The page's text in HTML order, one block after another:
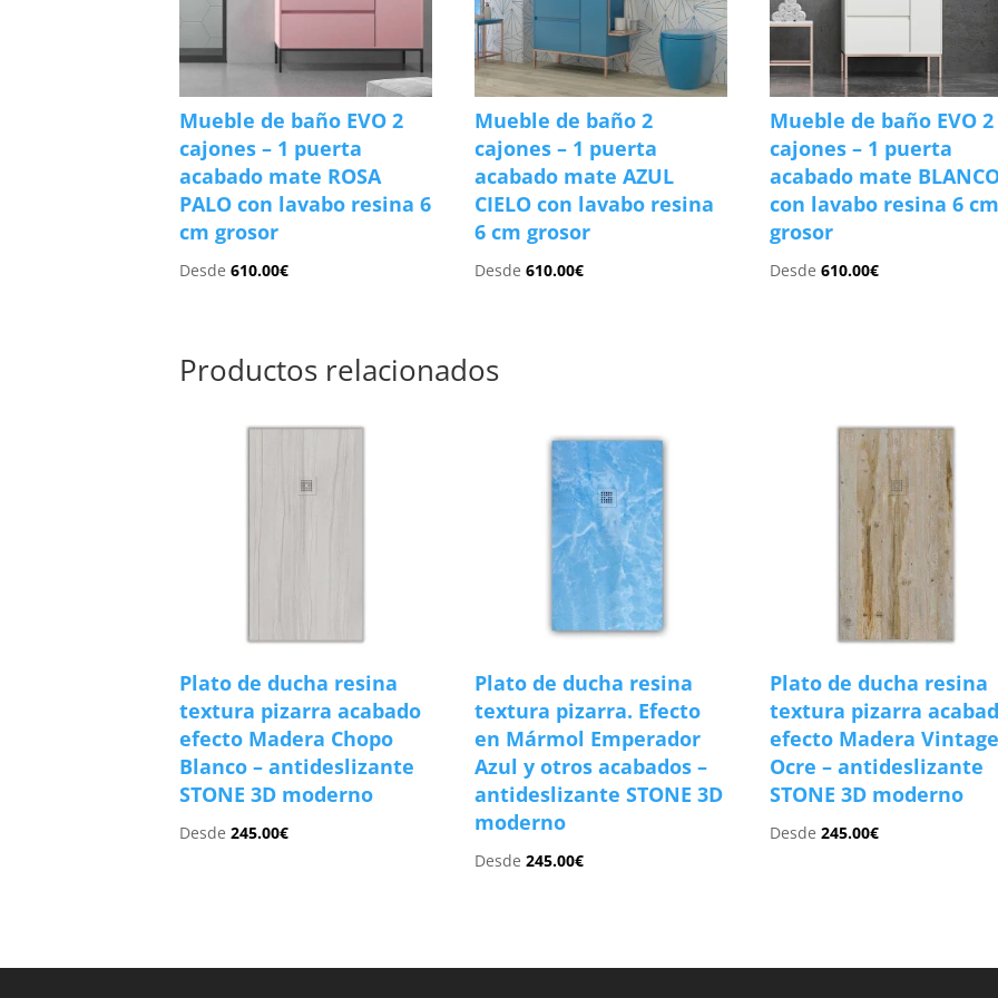
Mueble de baño EVO 2
cajones – 1 puerta
acabado mate ROSA
PALO con lavabo resina 6
cm grosor
Desde610.00€
Mueble de baño 2
cajones – 1 puerta
acabado mate AZUL
CIELO con lavabo resina
6 cm grosor
Desde610.00€
Mueble de baño EVO 2
cajones – 1 puerta
acabado mate
con lavabo resina 6
grosor
Desde610.00€
Productos relacionados
Plato de ducha resina
textura pizarra acabado
efecto Madera Chopo
Blanco – antideslizante
STONE 3D moderno
Desde245.00€
Plato de ducha resina
textura pizarra. Efecto
en Mármol Emperador
Azul y otros acabados –
antideslizante STONE 3D
moderno
Desde245.00€
Plato de ducha resina
textura pizarra
efecto Madera
Ocre – antideslizante
STONE 3D moderno
Desde245.00€